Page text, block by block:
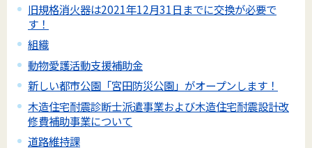
旧規格消火器は2021年12月31日までに交換が必要で
す！
組織
動物愛護活動支援補助金
新しい都市公園「宮田防災公園」がオープンします！
木造住宅耐震診断士派遣事業および木造住宅耐震設計改
修費補助事業について
道路維持課